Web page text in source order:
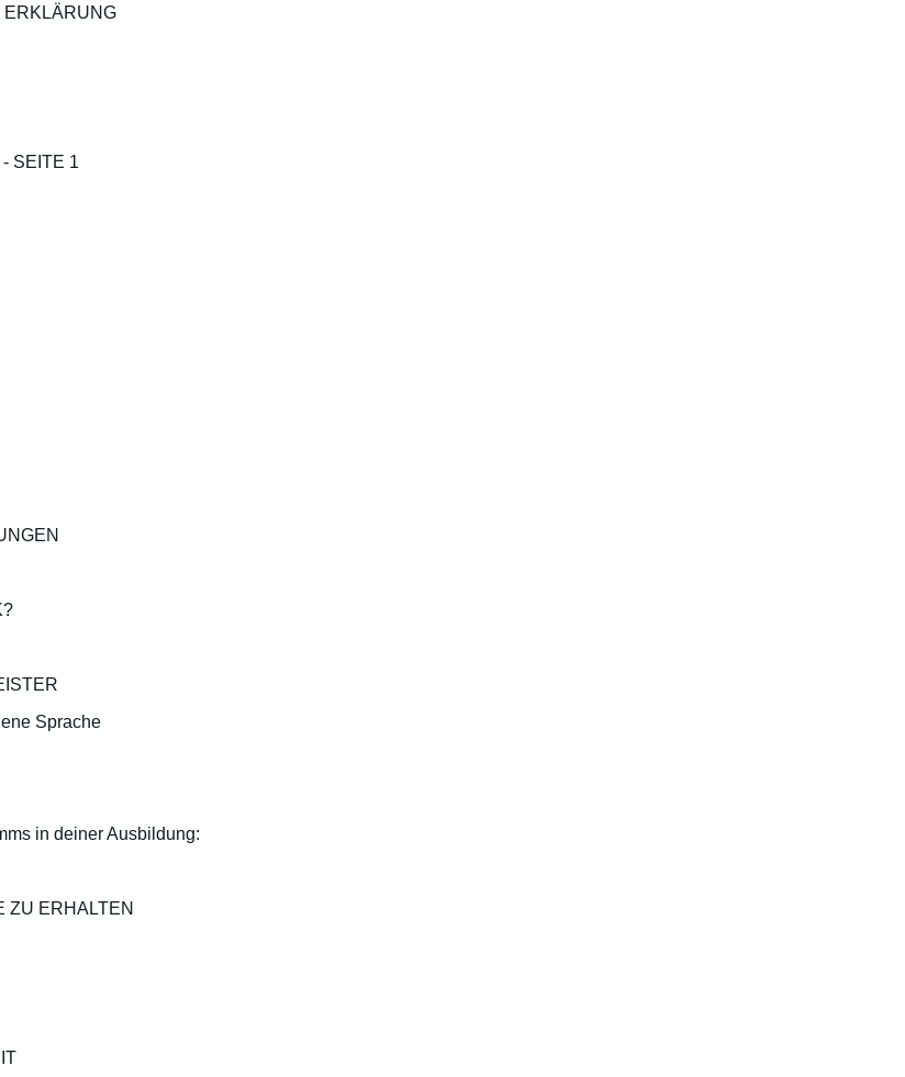
ERKLÄRUNG
SEITE 1
Sprache
in deiner Ausbildung:
ZU ERHALTEN